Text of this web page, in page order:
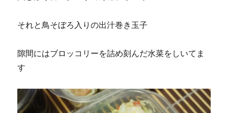
それと鳥そぼろ入りの出汁巻き玉子
隙間にはブロッコリーを詰め刻んだ水菜をしいてま
す